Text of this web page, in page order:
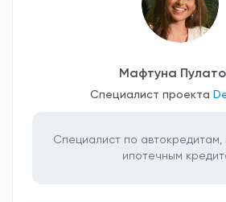
Мафтуна
Специалист проекта
Специалист по автокредитам,
ипотечным